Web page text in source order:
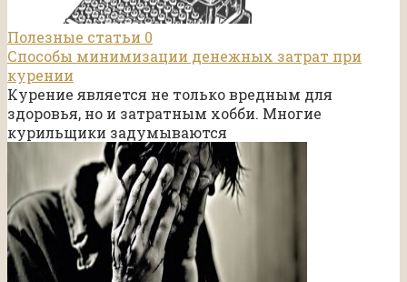
Полезные статьи 0
Способы минимизации денежных затрат при
курении
Курение является не только вредным для
здоровья, но и затратным хобби. Многие
курильщики задумываются